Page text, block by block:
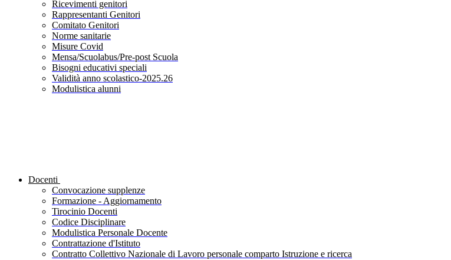
Ricevimenti genitori
Rappresentanti Genitori
Comitato Genitori
Norme sanitarie
Misure Covid
Mensa/Scuolabus/Pre-post Scuola
Bisogni educativi speciali
Validità anno scolastico-2025.26
Modulistica alunni
Docenti
Convocazione supplenze
Formazione - Aggiornamento
Tirocinio Docenti
Codice Disciplinare
Modulistica Personale Docente
Contrattazione d'Istituto
Contratto Collettivo Nazionale di Lavoro personale comparto Istruzione e ricerca